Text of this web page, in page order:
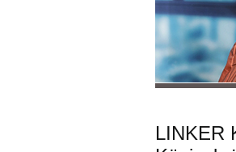
LINKER